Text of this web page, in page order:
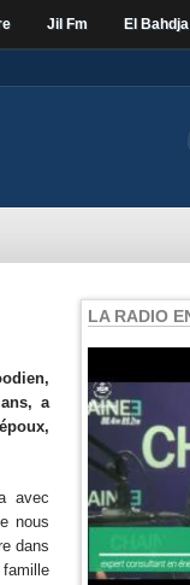
Jil Fm El Bahdja
a
avec
nous
dans
LA RADIO